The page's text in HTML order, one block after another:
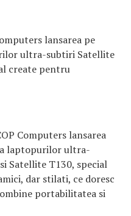
lansarea pe
ultra-subtiri Satellite
create pentru
Computers lansarea
laptopurilor ultra-
Satellite T130, special
dar stilati, ce doresc
portabilitatea si